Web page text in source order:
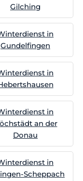
Gilching
in
Gundelfingen
in
in
an der
Donau
in
Scheppach